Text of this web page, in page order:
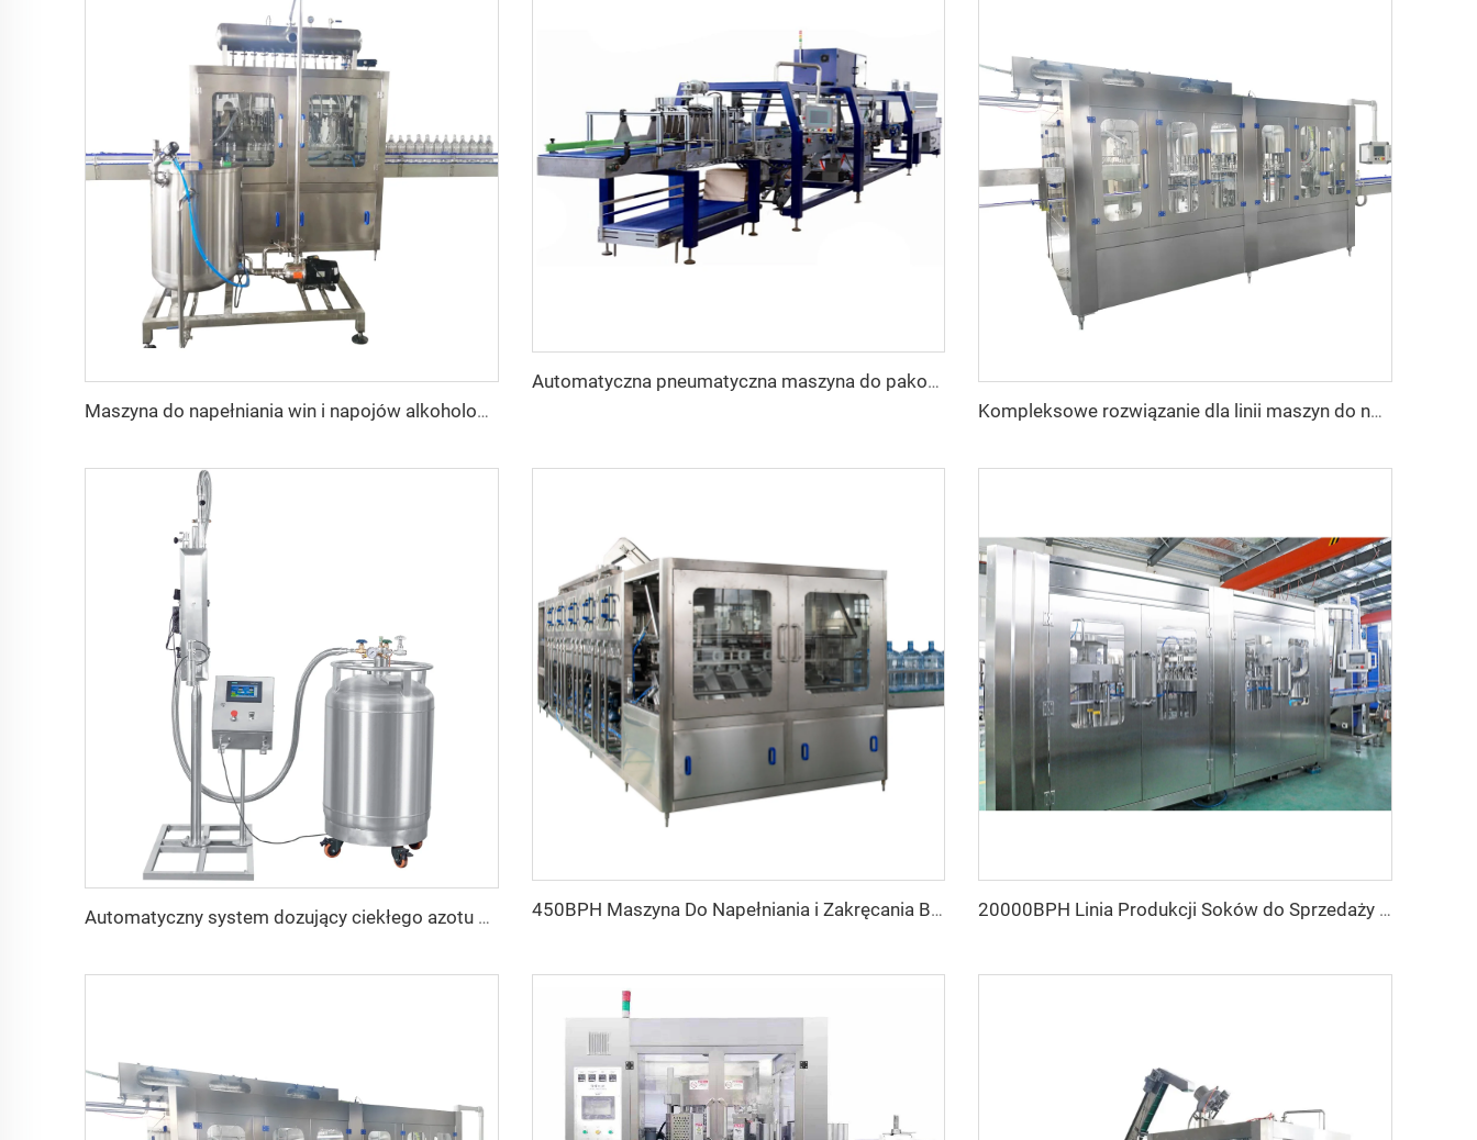
Maszyna do napełniania win i napojów alkoholowych typu overflow
Automatyczna pneumatyczna maszyna do pakowania termokurczliwego do żywności i napojów, nowy stan, do półpaletek, podstawek, puszek i butelek szklanych
Kompleksowe rozwiązanie dla linii maszyn do napełniania butelek 500 ml wodą mineralną alkaliczną
Automatyczny system dozujący ciekłego azotu o dużej prędkości 450BPH Maszyna Do Napełniania i Zakręcania Butelek Z Wodą 5 Galonów 19L 20L 20000BPH Linia Produkcji Soków do Sprzedaży do Butelek Szklanych Pomarańczowych Jabłkowych 750ml